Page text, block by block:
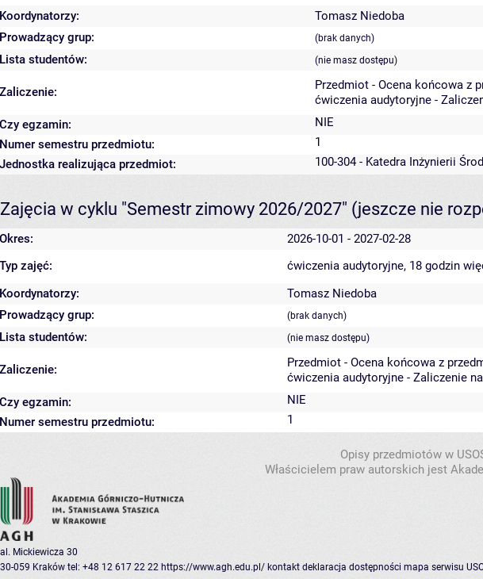
Koordynatorzy:
Tomasz Niedoba
Prowadzący grup:
(brak danych)
Lista studentów: (nie masz dostępu)
Zaliczenie:
Przedmiot - Ocena końcowa z
ćwiczenia audytoryjne -
Czy egzamin:
NIE
Numer semestru przedmiotu:
1
Jednostka realizująca przedmiot:
100-304 - Katedra Inżynierii
Zajęcia w cyklu "Semestr zimowy 2026/2027" (jeszcze nie
Okres: 2026-10-01 - 2027-02-28
Typ zajęć: ćwiczenia audytoryjne, 18 godzin
Koordynatorzy:
Tomasz Niedoba
Prowadzący grup:
(brak danych)
Lista studentów: (nie masz dostępu)
Zaliczenie:
Przedmiot - Ocena końcowa z
ćwiczenia audytoryjne - Zaliczenie
Czy egzamin:
NIE
Numer semestru przedmiotu:
1
Opisy przedmiotów w
Właścicielem praw autorskich jest
al. Mickiewicza 30
30-059 Kraków tel: +48 12 617 22 22 https://www.agh.edu.pl/ kontakt deklaracja dostępności mapa serwisu